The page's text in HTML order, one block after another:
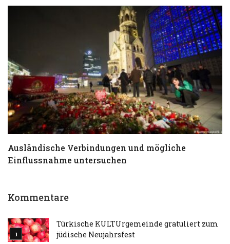
Ausländische Verbindungen und mögliche
Einflussnahme untersuchen
Kommentare
Türkische KULTUrgemeinde gratuliert zum
jüdische Neujahrsfest